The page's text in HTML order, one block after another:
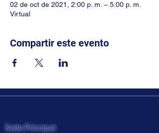
02 de oct de 2021, 2:00 p. m. – 5:00 p. m.
Virtual
Compartir este evento
Sede Principal: